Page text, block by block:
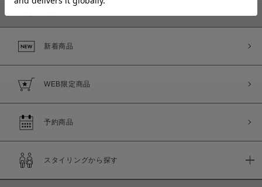
商品タイプ
セール価格
在庫
新着商品
WEB限定商品
予約商品
スタイリングから探す